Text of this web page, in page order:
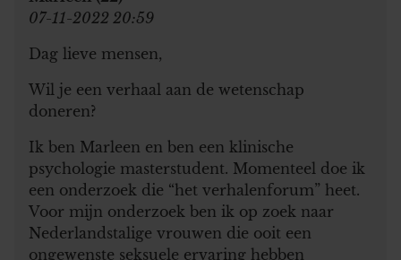
07-11-2022 20:59
Dag lieve mensen,
Wil je een verhaal aan de wetenschap
doneren?
Ik ben Marleen en ben een klinische
psychologie masterstudent. Momenteel doe ik
een onderzoek die “het verhalenforum” heet.
Voor mijn onderzoek ben ik op zoek naar
Nederlandstalige vrouwen die ooit een
ongewenste seksuele ervaring hebben